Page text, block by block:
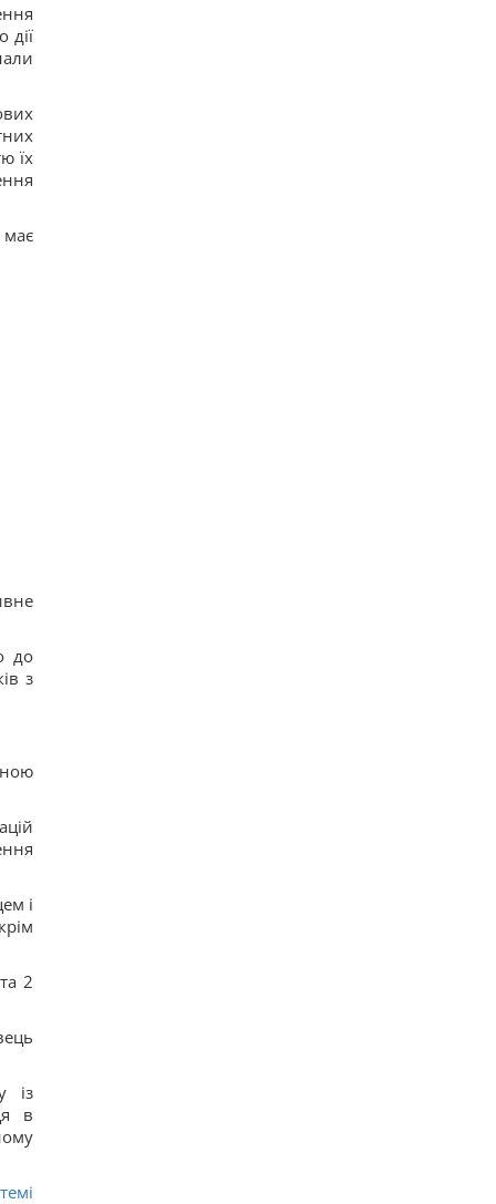
дії
їх
до
з
і
2
із
в